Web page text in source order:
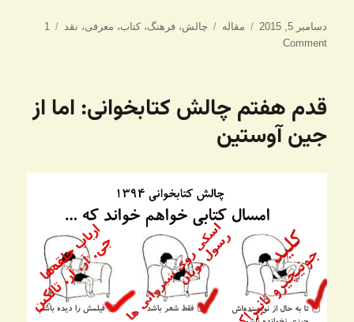
ارسال
شده
دسامبر 5, 2015 دسته‌ها
مقاله برچسب‌ها
چالش،فرهنگ،کتاب، معرفی، نقد
1
Comment
قدم هفتم چالش کتابخوانی: اما از
جین آوستین